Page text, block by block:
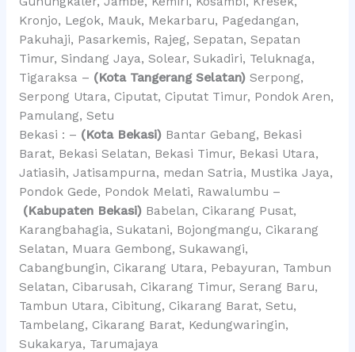
Kronjo, Legok, Mauk, Mekarbaru, Pagedangan,
Pakuhaji, Pasarkemis, Rajeg, Sepatan, Sepatan
Timur, Sindang Jaya, Solear, Sukadiri, Teluknaga,
Tigaraksa – (Kota Tangerang Selatan)Serpong,
Serpong Utara, Ciputat, Ciputat Timur, Pondok Aren,
Pamulang, Setu
Bekasi : – (Kota Bekasi)Bantar Gebang, Bekasi
Barat, Bekasi Selatan, Bekasi Timur, Bekasi Utara,
Jatiasih, Jatisampurna, medan Satria, Mustika Jaya,
Pondok Gede, Pondok Melati, Rawalumbu –
(Kabupaten Bekasi)Babelan, Cikarang Pusat,
Karangbahagia, Sukatani, Bojongmangu, Cikarang
Selatan, Muara Gembong, Sukawangi,
Cabangbungin, Cikarang Utara, Pebayuran, Tambun
Selatan, Cibarusah, Cikarang Timur, Serang Baru,
Tambun Utara, Cibitung, Cikarang Barat, Setu,
Tambelang, Cikarang Barat, Kedungwaringin,
Sukakarya, Tarumajaya